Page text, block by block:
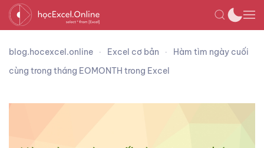
blog.hocexcel.online Excel cơ bản
Hàm tìm ngày cuối
cùng trong tháng EOMONTH trong Excel